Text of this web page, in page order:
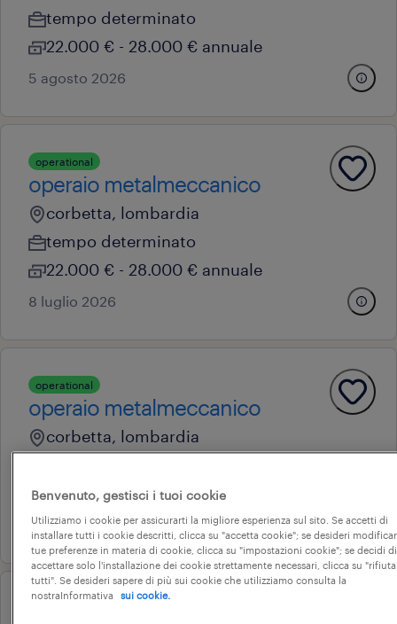
tempo determinato
22.000 € - 28.000 € annuale
5 agosto 2026
operational
operaio metalmeccanico
corbetta, lombardia
tempo determinato
22.000 € - 28.000 € annuale
8 luglio 2026
operational
operaio metalmeccanico
corbetta, lombardia
22.000 € - 28.000 € annuale
26 giugno 2026
Benvenuto, gestisci i tuoi cookie
Utilizziamo i cookie per assicurarti la migliore esperienza sul sito. Se accetti di
installare tutti i cookie descritti, clicca su "accetta cookie"; se desideri
tue preferenze in materia di cookie, clicca su "impostazioni cookie"; se decidi di
accettare solo l'installazione dei cookie strettamente necessari, clicca su "rifiuta
tutti". Se desideri sapere di più sui cookie che utilizziamo consulta la
nostraInformativa
sui cookie.